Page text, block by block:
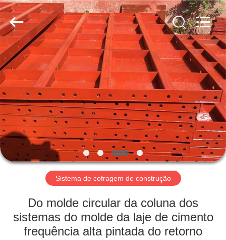
CASA
PRODUTOS
SOBRE
NÓS
TOUR
FÁBRICA
CONTROLE
Jet
Scaffold
Formwork
System
Co.,
All
Rights
Reserved.
Sistema de cofragem de construção
Do molde circular da coluna dos
sistemas do molde da laje de cimento
frequência alta pintada do retorno